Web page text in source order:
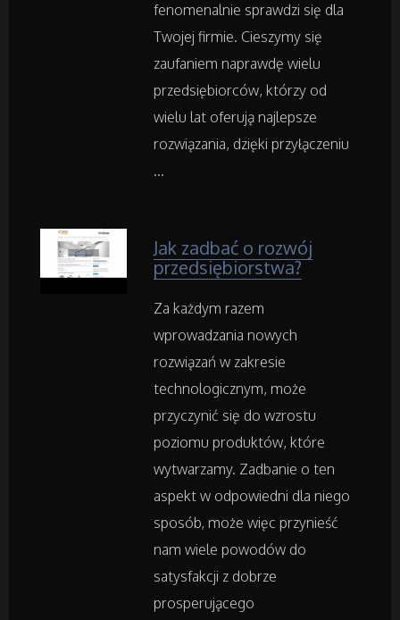
Restauracje, Catering
Fotografia
Adwokaci, Porady Prawne
Weterynaryjne, Hodowla Zwierząt
Serwis
Opieka
Inne Usługi
Noclegi
Hotele i Noclegi
Podróże
Wypoczynek
fenomenalnie sprawdzi się dla
Twojej firmie. Cieszymy się
zaufaniem naprawdę wielu
przedsiębiorców, którzy od
wielu lat oferują najlepsze
rozwiązania, dzięki przyłączeniu
...
Jak zadbać o rozwój
przedsiębiorstwa?
Za każdym razem
wprowadzania nowych
rozwiązań w zakresie
technologicznym, może
przyczynić się do wzrostu
poziomu produktów, które
wytwarzamy. Zadbanie o ten
aspekt w odpowiedni dla niego
sposób, może więc przynieść
nam wiele powodów do
satysfakcji z dobrze
prosperującego